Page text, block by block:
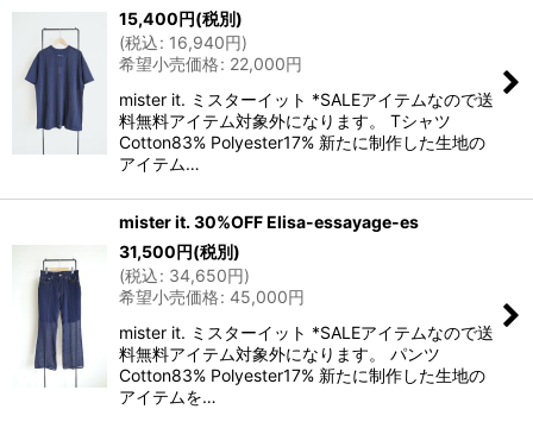
並び順:
絞り込む
15,400円(税別)
(税込: 16,940円)
希望小売価格: 22,000円
mister it. ミスターイット *SALEアイテムなので送
料無料アイテム対象外になります。 Tシャツ
Cotton83% Polyester17% 新たに制作した生地の
アイテム…
mister it. 30%OFF Elisa-essayage-es
31,500円(税別)
(税込: 34,650円)
希望小売価格: 45,000円
mister it. ミスターイット *SALEアイテムなので送
料無料アイテム対象外になります。 パンツ
Cotton83% Polyester17% 新たに制作した生地の
アイテムを…